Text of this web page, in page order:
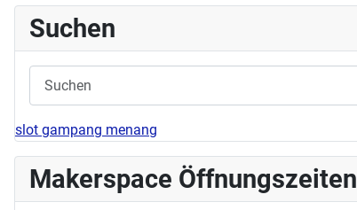
Suchen
slot gampang menang
Makerspace Öffnungszeiten